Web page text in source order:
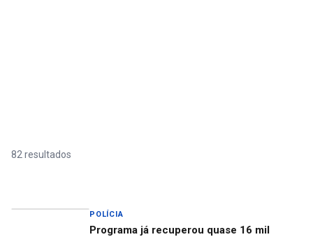
82 resultados
POLÍCIA
Programa já recuperou quase 16 mil